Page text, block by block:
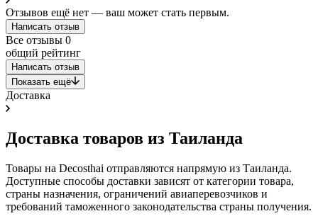
Отзывов ещё нет — ваш может стать первым.
Написать отзыв
Все отзывы 0
общий рейтинг
Написать отзыв
Показать ещё
Доставка
Доставка товаров из Таиланда
Товары на Decosthai отправляются напрямую из Таиланда.
Доступные способы доставки зависят от категории товара,
страны назначения, ограничений авиаперевозчиков и
требований таможенного законодательства страны получения.